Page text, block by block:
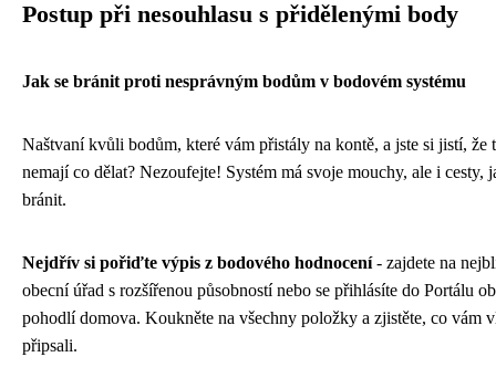
Postup při nesouhlasu s přidělenými body
Jak se bránit proti nesprávným bodům v bodovém systému
Naštvaní kvůli bodům, které vám přistály na kontě, a jste si jistí, že
nemají co dělat? Nezoufejte! Systém má svoje mouchy, ale i cesty,
bránit.
Nejdřív si pořiďte výpis z bodového hodnocení- zajdete na
obecní úřad s rozšířenou působností nebo se přihlásíte do Portálu
pohodlí domova. Koukněte na všechny položky a zjistěte, co vám
připsali.